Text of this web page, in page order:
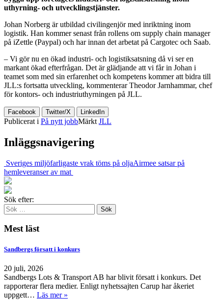
uthyrning- och utvecklingstjänster.
Johan Norberg är utbildad civilingenjör med inriktning inom
logistik. Han kommer senast från rollens om supply chain manager
på iZettle (Paypal) och har innan det arbetat på Cargotec och Saab.
– Vi gör nu en ökad industri- och logistiksatsning då vi ser en
markant ökad efterfrågan. Det är glädjande att vi får in Johan i
teamet som med sin erfarenhet och kompetens kommer att bidra till
JLL:s fortsatta utveckling, kommenterar Theodor Jarnhammar, chef
för kontors- och industriuthyrningen på JLL.
Facebook Twitter/X LinkedIn
Publicerat i På nytt jobbMärkt JLL
Inläggsnavigering
Sveriges miljöfarligaste vrak töms på oljaAirmee satsar på
hemleveranser av mat
Sök efter:
Mest läst
Sandbergs försatt i konkurs
20 juli, 2026
Sandbergs Lots & Transport AB har blivit försatt i konkurs. Det
rapporterar flera medier. Enligt nyhetssajten Carup har åkeriet
uppgett… Läs mer »